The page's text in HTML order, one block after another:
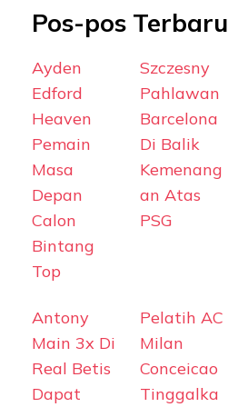
Pos-pos Terbaru
Ayden
Edford
Heaven
Pemain
Masa
Depan
Calon
Bintang
Top
Szczesny
Pahlawan
Barcelona
Di Balik
Kemenang
an Atas
PSG
Antony
Main 3x Di
Real Betis
Dapat
Pelatih AC
Milan
Conceicao
Tinggalka